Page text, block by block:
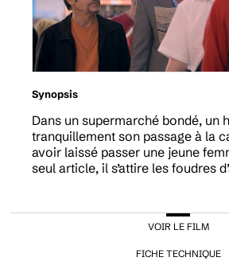
Synopsis
Dans un supermarché bondé, un
tranquillement son passage à la
avoir laissé passer une jeune
seul article, il s’attire les foudres
VOIR LE FILM
FICHE TECHNIQUE